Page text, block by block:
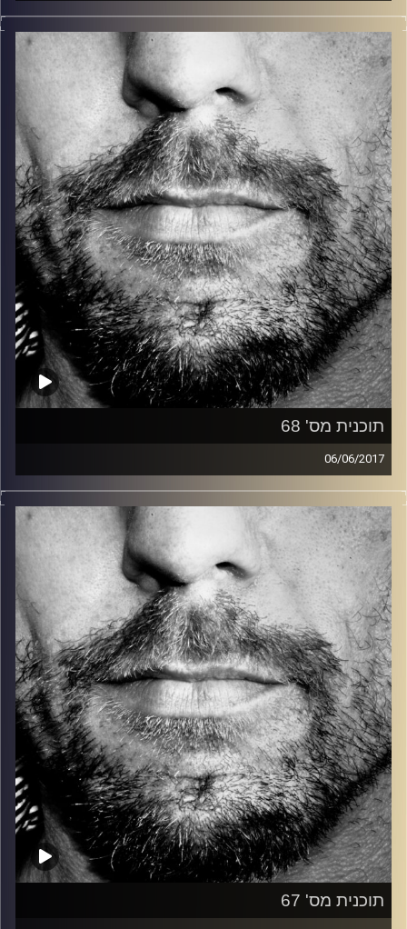
זיפים, מוזיקה מחוספסת של הופעות חיות. הרבה ג'אם, רוק,
בלוז, bluegrass, ג'אז, Fאנק, פרוגרסיב ואפילו אלקטרוניקה.
כל מה שחי, אמיתי ונושם.
עם שמוליק רגב.
קרדיט תמונות: David Goehring
תוכנית מס' 68
06/06/2017
זיפים, מוזיקה מחוספסת של הופעות חיות. הרבה ג'אם, רוק,
בלוז, bluegrass, ג'אז, Fאנק, פרוגרסיב ואפילו אלקטרוניקה.
כל מה שחי, אמיתי ונושם.
עם שמוליק רגב.
קרדיט תמונות: David Goehring
תוכנית מס' 67